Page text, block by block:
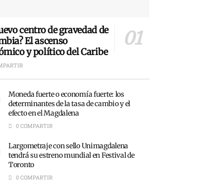
centro de gravedad de
El ascenso
y político del Caribe
Moneda fuerte o economía fuerte: los
determinantes de la tasa de cambio y el
efecto en el Magdalena
0 COMPARTIR
Largometraje con sello Unimagdalena
tendrá su estreno mundial en Festival de
Toronto
0 COMPARTIR